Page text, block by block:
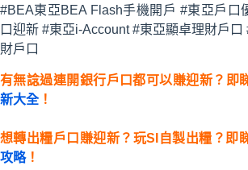
#BEA東亞BEA Flash手機開戶 #東亞戶口
口迎新 #東亞i-Account #東亞顯卓理財戶口
財戶口
有無諗過連開銀行戶口都可以賺迎新？即
新大全！
想轉出糧戶口賺迎新？玩SI自製出糧？即
攻略！